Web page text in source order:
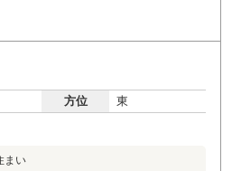
方位 東
まい